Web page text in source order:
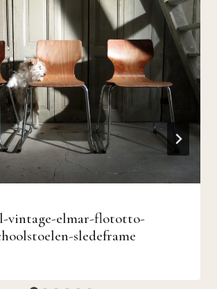
vintage-elmar-flototto-
sledeframe